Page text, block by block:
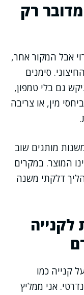
רק
אבל המקור אחר,
סימנים
גם בלי טמפון,
מין, או צריבה
מותגים שוב
המוצר. במקרים
דלקתי משנה
קנייה כמו
אני ממליץ